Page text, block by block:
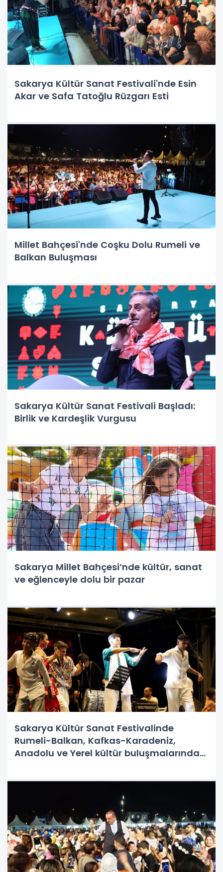
Sakarya Kültür Sanat Festivali'nde Esin
Akar ve Safa Tatoğlu Rüzgarı Esti
Millet Bahçesi'nde Coşku Dolu Rumeli ve
Balkan Buluşması
Sakarya Kültür Sanat Festivali Başladı:
Birlik ve Kardeşlik Vurgusu
Sakarya Millet Bahçesi’nde kültür, sanat
ve eğlenceyle dolu bir pazar
Sakarya Kültür Sanat Festivalinde
Rumeli-Balkan, Kafkas-Karadeniz,
Anadolu ve Yerel kültür buluşmalarında